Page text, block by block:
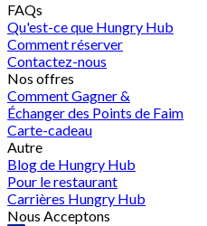
FAQs
Qu'est-ce que Hungry Hub
Comment réserver
Contactez-nous
Nos offres
Comment Gagner &
Échanger des Points de Faim
Carte-cadeau
Autre
Blog de Hungry Hub
Pour le restaurant
Carrières Hungry Hub
Nous Acceptons